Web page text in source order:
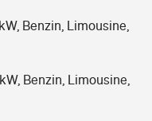
Benzin, Limousine,
Benzin, Limousine,